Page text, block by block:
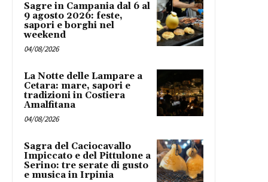
Sagre in Campania dal 6 al
9 agosto 2026: feste,
sapori e borghi nel
weekend
04/08/2026
La Notte delle Lampare a
Cetara: mare, sapori e
tradizioni in Costiera
Amalfitana
04/08/2026
Sagra del Caciocavallo
Impiccato e del Pittulone a
Serino: tre serate di gusto
e musica in Irpinia